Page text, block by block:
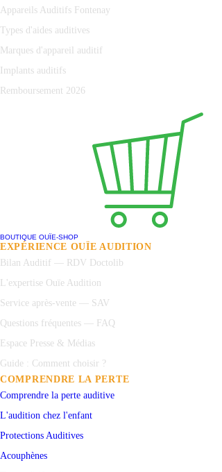
Appareils Auditifs Fontenay
Types d'aides auditives
Marques d'appareil auditif
Implants auditifs
Remboursement 2026
BOUTIQUE OUÏE-SHOP
EXPÉRIENCE OUÏE AUDITION
Bilan Auditif — RDV Doctolib
L'expertise Ouïe Audition
Service après-vente — SAV
Questions fréquentes — FAQ
Espace Presse & Médias
Guide : Comment choisir ?
COMPRENDRE LA PERTE
Comprendre la perte auditive
L'audition chez l'enfant
Protections Auditives
Acouphènes